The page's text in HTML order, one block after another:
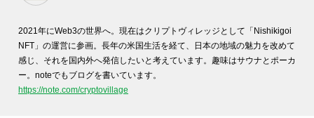
2021年にWeb3の世界へ。 現在はクリプトヴィレッジとして「Nishikigoi
NFT」の運営に参画。長年の米国生活を経て、
日本の地域の魅力を改めて
感じ、 それを国内外へ発信したいと考えています。 趣味はサウナとポーカ
ー。noteでもブログを書いています。
https://note.com/cryptovillage